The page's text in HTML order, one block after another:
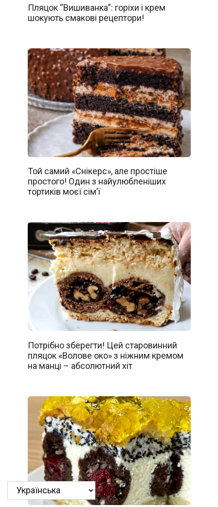
Пляцок “Вишиванка”: горіхи і крем
шокують смакові рецептори!
Той самий «Снікерс», але простіше
простого! Один з найулюбленіших
тортиків моєї сім’ї
Потрібно зберегти! Цей старовинний
пляцок «Волове око» з ніжним кремом
на манці – абсолютний хіт